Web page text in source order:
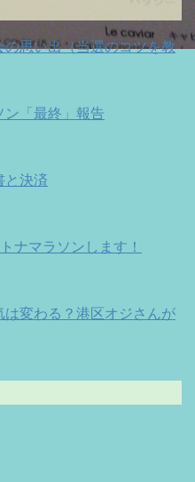
の思い出（当選のコツを教
ン「最終」報告
と決済
ナマラソンします！
は変わる？港区オジさんが